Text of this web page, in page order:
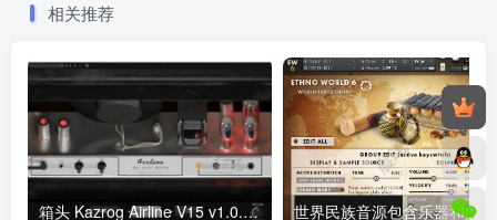
相关推荐
箱头 Kazrog Airline V15 v1.0.0 MacOS